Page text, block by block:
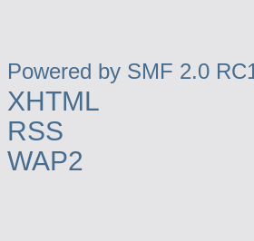
Powered by SMF 2.0
XHTML
RSS
WAP2